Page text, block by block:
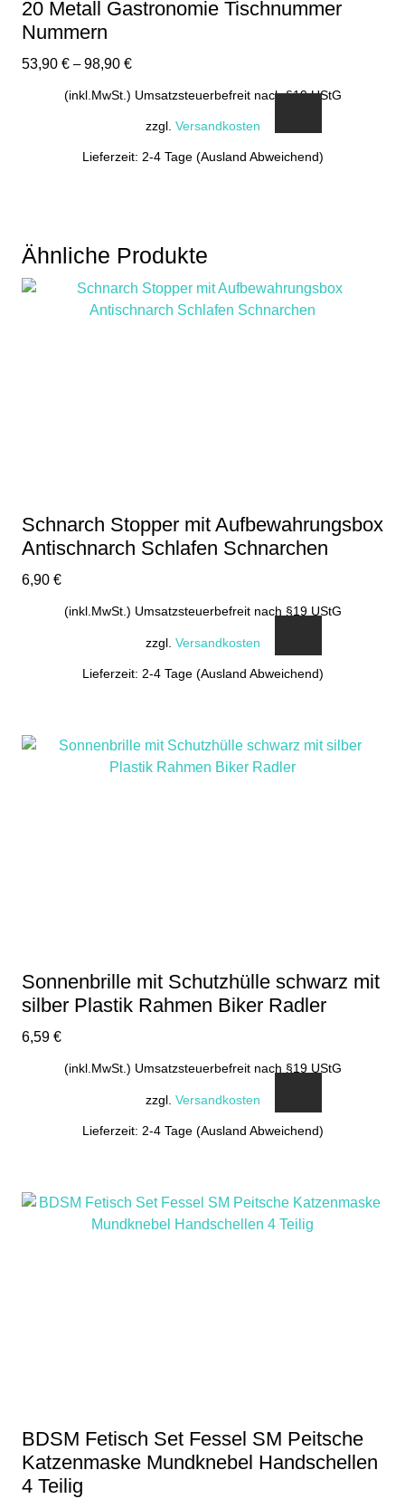
20 Metall Gastronomie Tischnummer
Nummern
53,90 € –98,90 €
(inkl.MwSt.) Umsatzsteuerbefreit nach §19 UStG
zzgl. Versandkosten
Lieferzeit: 2-4 Tage (Ausland Abweichend)
mehrere
auf.
Die
Ähnliche Produkte
Schnarch Stopper mit Aufbewahrungsbox
Antischnarch Schlafen Schnarchen
6,90 €
(inkl.MwSt.) Umsatzsteuerbefreit nach §19 UStG
zzgl. Versandkosten
Lieferzeit: 2-4 Tage (Ausland Abweichend)
Sonnenbrille mit Schutzhülle schwarz mit
silber Plastik Rahmen Biker Radler
6,59 €
(inkl.MwSt.) Umsatzsteuerbefreit nach §19 UStG
zzgl. Versandkosten
Lieferzeit: 2-4 Tage (Ausland Abweichend)
BDSM Fetisch Set Fessel SM Peitsche
Katzenmaske Mundknebel Handschellen
4 Teilig